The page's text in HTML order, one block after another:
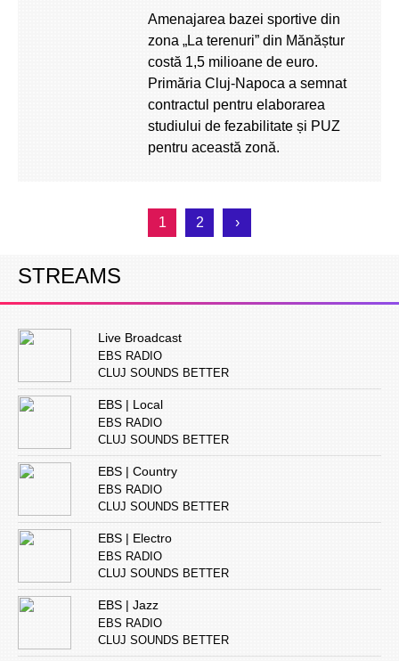
Amenajarea bazei sportive din
zona „La terenuri” din Mănăștur
costă 1,5 milioane de euro.
Primăria Cluj-Napoca a semnat
contractul pentru elaborarea
studiului de fezabilitate și PUZ
pentru această zonă.
1 2 ›
STREAMS
Live Broadcast
EBS RADIO
CLUJ SOUNDS BETTER
EBS | Local
EBS RADIO
CLUJ SOUNDS BETTER
EBS | Country
EBS RADIO
CLUJ SOUNDS BETTER
EBS | Electro
EBS RADIO
CLUJ SOUNDS BETTER
EBS | Jazz
EBS RADIO
CLUJ SOUNDS BETTER